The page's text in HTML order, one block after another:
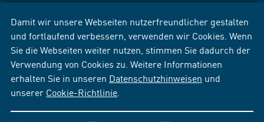
Damit wir unsere Webseiten nutzerfreundlicher gestalten
und fortlaufend verbessern, verwenden wir Cookies. Wenn
Sie die Webseiten weiter nutzen, stimmen Sie dadurch der
Verwendung von Cookies zu. Weitere Informationen
erhalten Sie in unseren Datenschutzhinweisen und
unserer Cookie-Richtlinie